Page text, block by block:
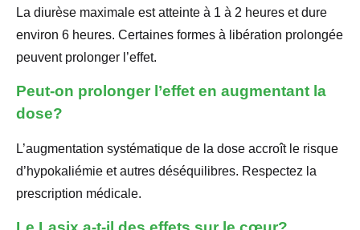
La diurèse maximale est atteinte à 1 à 2 heures et dure
environ 6 heures. Certaines formes à libération prolongée
peuvent prolonger l’effet.
Peut-on prolonger l’effet en augmentant la
dose?
L’augmentation systématique de la dose accroît le risque
d’hypokaliémie et autres déséquilibres. Respectez la
prescription médicale.